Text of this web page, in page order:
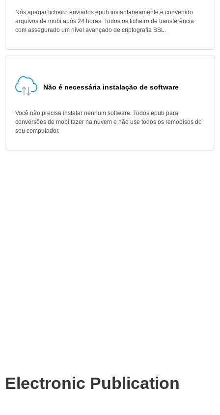
Nós apagar ficheiro enviados epub instantaneamente e convertido
arquivos de mobi após 24 horas. Todos os ficheiro de transferência
com assegurado um nível avançado de criptografia SSL.
Não é necessária instalação de software
Você não precisa instalar nenhum software. Todos epub para
conversões de mobi fazer na nuvem e não use todos os remobisos do
seu computador.
Electronic Publication